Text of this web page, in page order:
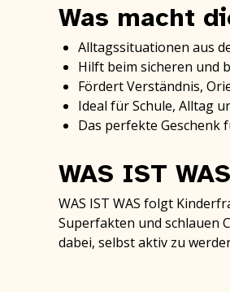
Was macht
Alltagssituationen aus
Hilft beim sicheren und
Fördert Verständnis,
Ideal für Schule, Alltag
Das perfekte Geschenk
WAS IST
WAS IST WAS folgt
Superfakten und schlauen
dabei, selbst aktiv zu